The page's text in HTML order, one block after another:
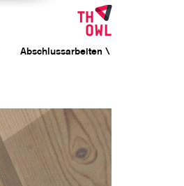
Abschlussarbeiten \